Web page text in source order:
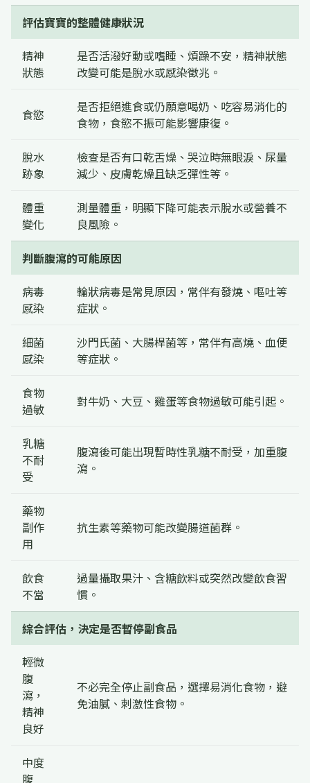
評估寶寶的整體健康狀況
精神
狀態
是否活潑好動或嗜睡、煩躁不安，精神狀態
改變可能是脫水或感染徵兆。
食慾
是否拒絕進食或仍願意喝奶、吃容易消化的
食物，食慾不振可能影響康復。
脫水
跡象
檢查是否有口乾舌燥、哭泣時無眼淚、尿量
減少、皮膚乾燥且缺乏彈性等。
體重
變化
測量體重，明顯下降可能表示脫水或營養不
良風險。
判斷腹瀉的可能原因
病毒
感染
輪狀病毒是常見原因，常伴有發燒、嘔吐等
症狀。
細菌
感染
沙門氏菌、大腸桿菌等，常伴有高燒、血便
等症狀。
食物
過敏
對牛奶、大豆、雞蛋等食物過敏可能引起。
乳糖
不耐
受
腹瀉後可能出現暫時性乳糖不耐受，加重腹
瀉。
藥物
副作
用
抗生素等藥物可能改變腸道菌群。
飲食
不當
過量攝取果汁、含糖飲料或突然改變飲食習
慣。
綜合評估，決定是否暫停副食品
輕微
腹
瀉，
精神
良好
不必完全停止副食品，選擇易消化食物，避
免油膩、刺激性食物。
中度
腹